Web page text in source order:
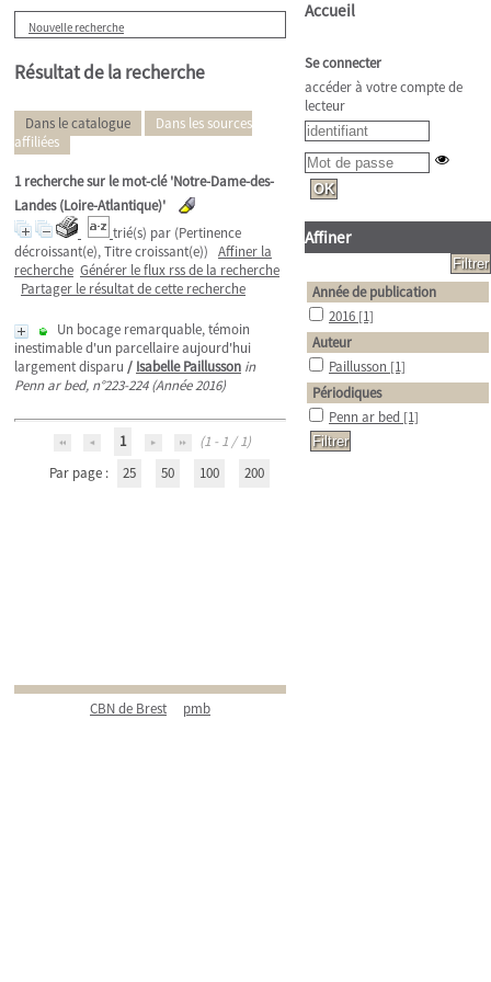
Nouvelle recherche
Résultat de la recherche
Dans le catalogue
Dans les sources
affiliées
1recherche sur le mot-clé'Notre-Dame-des-
Landes (Loire-Atlantique)'
trié(s) par (Pertinence
décroissant(e), Titre croissant(e)) Affiner la
recherche Générer le flux rss de la recherche
Partager le résultat de cette recherche
Un bocage remarquable, témoin
inestimable d'un parcellaire aujourd'hui
largement disparu / Isabelle Paillusson in
Penn ar bed, n°223-224 (Année 2016)
1
(1 - 1 / 1)
Par page :
25 50 100 200
CBN de Brest pmb
Accueil
Se connecter
accéder à votre compte de
lecteur
Affiner
Année de publication
2016 [1]
Auteur
Paillusson [1]
Périodiques
Penn ar bed [1]